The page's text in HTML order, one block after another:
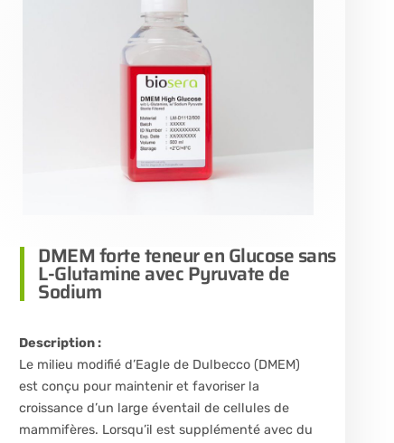
DMEM forte teneur en Glucose sans
L-Glutamine avec Pyruvate de
Sodium
Description :
Le milieu modifié d’Eagle de Dulbecco (DMEM)
est conçu pour maintenir et favoriser la
croissance d’un large éventail de cellules de
mammifères. Lorsqu’il est supplémenté avec du